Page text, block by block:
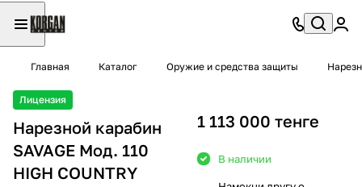
Главная Каталог Оружие и средства защиты
Лицензия
Нарезной карабин
SAVAGE Мод. 110
HIGH COUNTRY
1 113 000 тенге
В наличии